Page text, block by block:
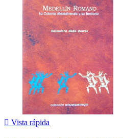
 Vista rápida